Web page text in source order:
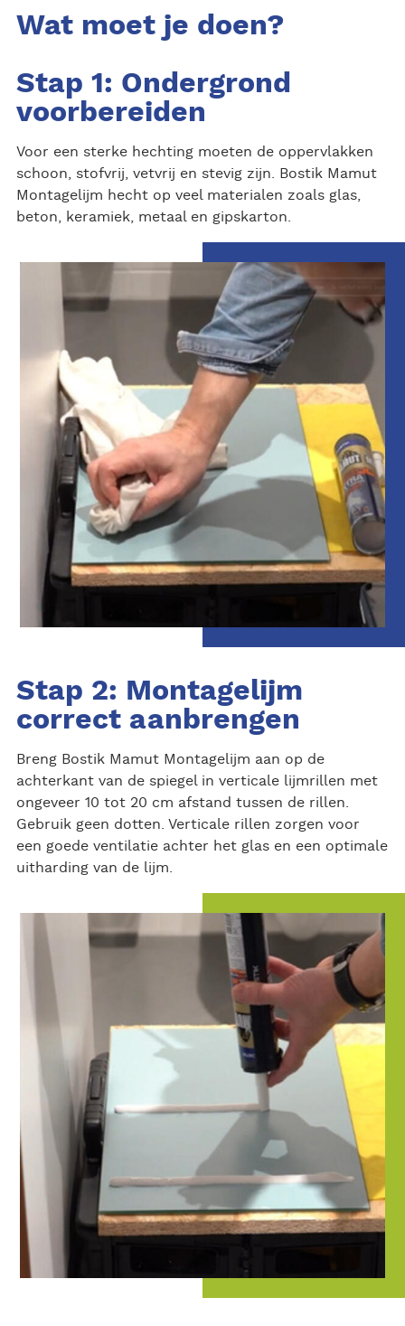
Wat moet je doen?
Stap 1: Ondergrond
voorbereiden
Voor een sterke hechting moeten de oppervlakken
schoon, stofvrij, vetvrij en stevig zijn. Bostik Mamut
Montagelijm hecht op veel materialen zoals glas,
beton, keramiek, metaal en gipskarton.
Stap 2: Montagelijm
correct aanbrengen
Breng Bostik Mamut Montagelijm aan op de
achterkant van de spiegel in verticale lijmrillen met
ongeveer 10 tot 20 cm afstand tussen de rillen.
Gebruik geen dotten. Verticale rillen zorgen voor
een goede ventilatie achter het glas en een optimale
uitharding van de lijm.